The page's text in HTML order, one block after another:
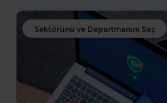
Sektörünü ve Departmanını Seç